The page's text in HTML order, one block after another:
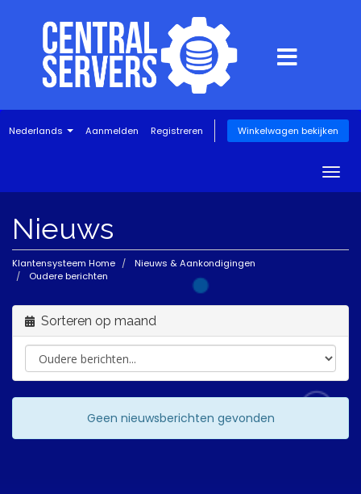
Nederlands Aanmelden Registreren Winkelwagen bekijken
Nieuws
Klantensysteem Home
Nieuws & Aankondigingen
Oudere berichten
Sorteren op maand
Geen nieuwsberichten gevonden